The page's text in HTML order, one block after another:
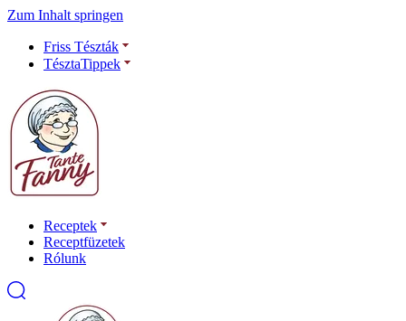
Zum Inhalt springen
Friss Tészták
TésztaTippek
Receptek
Receptfüzetek
Rólunk